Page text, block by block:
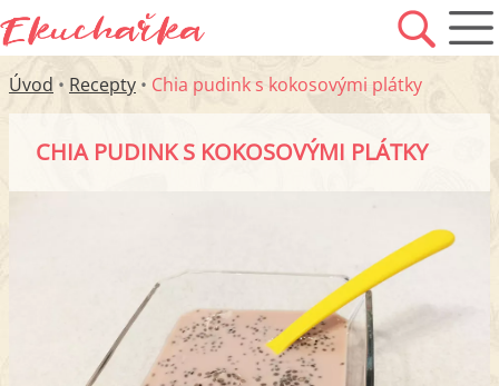
Úvod • Recepty • Chia pudink s kokosovými plátky
CHIA PUDINK S KOKOSOVÝMI PLÁTKY